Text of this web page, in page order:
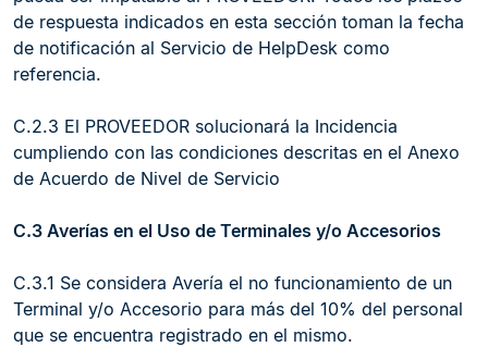
de respuesta indicados en esta sección toman la fecha
de notificación al Servicio de HelpDesk como
referencia.
C.2.3 El PROVEEDOR solucionará la Incidencia
cumpliendo con las condiciones descritas en el Anexo
de Acuerdo de Nivel de Servicio
C.3 Averías en el Uso de Terminales y/o Accesorios
C.3.1 Se considera Avería el no funcionamiento de un
Terminal y/o Accesorio para más del 10% del personal
que se encuentra registrado en el mismo.